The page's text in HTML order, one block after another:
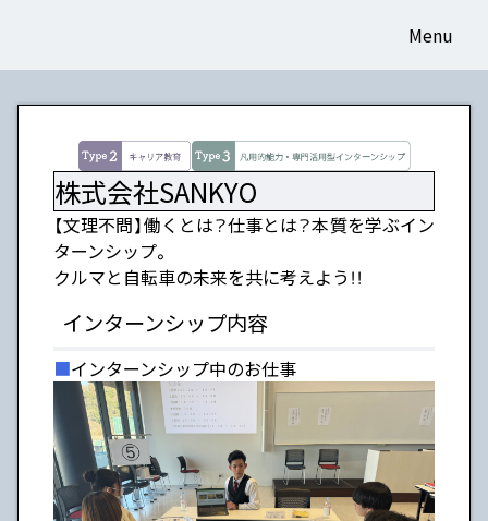
Menu
株式会社SANKYO
【文理不問】働くとは？仕事とは？本質を学ぶイン
ターンシップ。
クルマと自転車の未来を共に考えよう！！
インターンシップ内容
インターンシップ中のお仕事